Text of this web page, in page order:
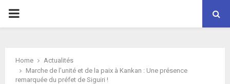
P
Home
Actualités
Marche de l’unité et de la paix à Kankan : Une présence
remarquée du préfet de Siguiri !